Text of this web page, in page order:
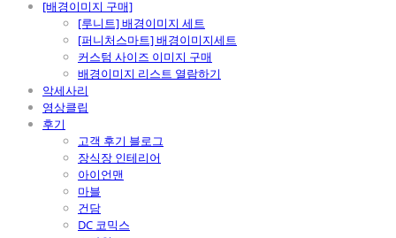
[배경이미지 구매]
[루니트] 배경이미지 세트
[퍼니처스마트] 배경이미지세트
커스텀 사이즈 이미지 구매
배경이미지 리스트 열람하기
악세사리
영상클립
후기
고객 후기 블로그
장식장 인테리어
아이언맨
마블
건담
DC 코믹스